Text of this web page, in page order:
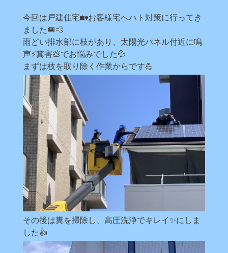
今回は戸建住宅🏡お客様宅へハト対策に行ってき
ました🚐💨
雨どい排水部に枝があり、太陽光パネル付近に鳴
声⚡糞害💩でお悩みでした💦
まずは枝を取り除く作業からです💪
その後は糞を掃除し、高圧洗浄でキレイ✨にしま
した👍